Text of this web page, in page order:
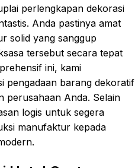
perlengkapan dekorasi
Anda pastinya amat
solid yang sanggup
tersebut secara tepat
ini, kami
pengadaan barang dekoratif
perusahaan Anda. Selain
logis untuk segera
manufaktur kepada